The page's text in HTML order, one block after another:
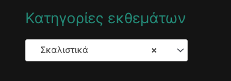
Κατηγορίες εκθεμάτων
×
Σκαλιστικά